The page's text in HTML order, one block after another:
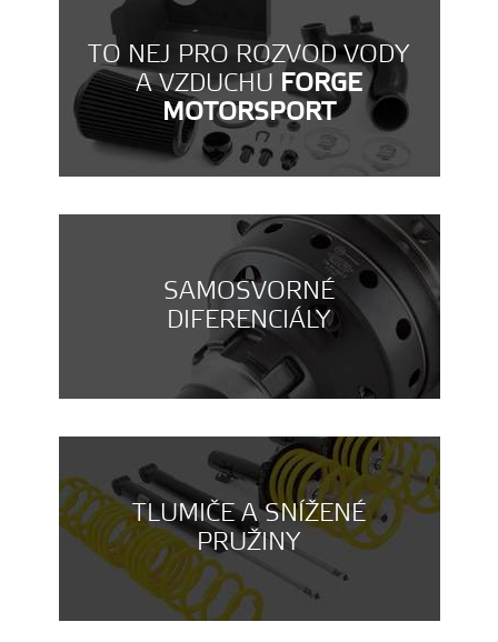
TO NEJ PRO ROZVOD VODY
A VZDUCHU FORGE
MOTORSPORT
SAMOSVORNÉ
DIFERENCIÁLY
TLUMIČE A SNÍŽENÉ
PRUŽINY